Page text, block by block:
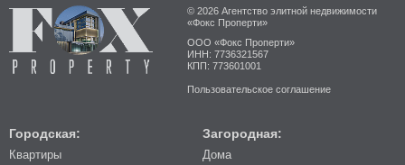
© 2026 Агентство элитной недвижимости
«Фокс Проперти»
ООО «Фокс Проперти»
ИНН: 7736321567
КПП: 773601001
Пользовательское соглашение
Городская:
Квартиры
Загородная:
Дома